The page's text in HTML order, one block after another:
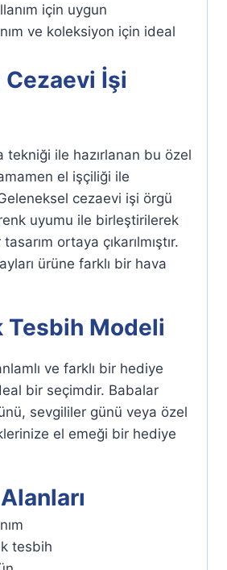
için uygun
ve koleksiyon için ideal
Cezaevi İşi
tekniği ile hazırlanan bu özel
el işçiliği ile
cezaevi işi örgü
uyumu ile birleştirilerek
ortaya çıkarılmıştır.
ürüne farklı bir hava
Tesbih Modeli
ve farklı bir hediye
bir seçimdir. Babalar
sevgililer günü veya özel
el emeği bir hediye
tesbih